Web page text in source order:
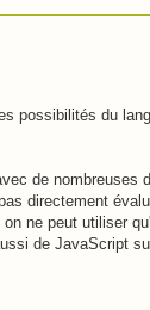
possibilités du
de nombreuses
directement
ne peut utiliser
de JavaScript